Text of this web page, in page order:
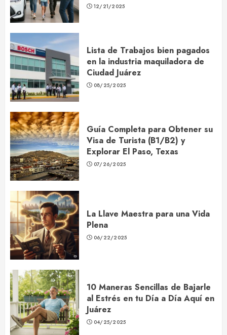
12/21/2025
Lista de Trabajos bien pagados
en la industria maquiladora de
Ciudad Juárez
08/25/2025
Guía Completa para Obtener su
Visa de Turista (B1/B2) y
Explorar El Paso, Texas
07/26/2025
La Llave Maestra para una Vida
Plena
06/22/2025
10 Maneras Sencillas de Bajarle
al Estrés en tu Día a Día Aquí en
Juárez
04/25/2025